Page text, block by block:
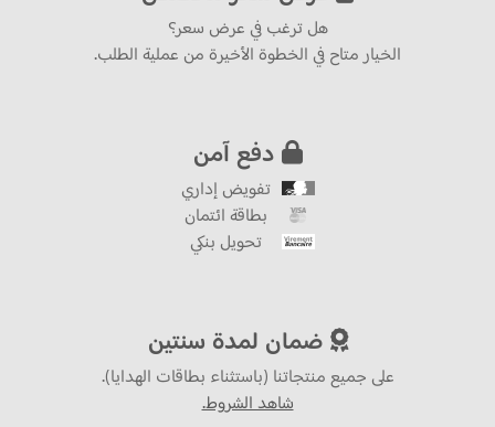
هل ترغب في عرض سعر؟
الخيار متاح في الخطوة الأخيرة من عملية الطلب.
دفع آمن
تفويض إداري
بطاقة ائتمان
تحويل بنكي
ضمان لمدة سنتين
على جميع منتجاتنا (باستثناء بطاقات الهدايا).
شاهد الشروط.